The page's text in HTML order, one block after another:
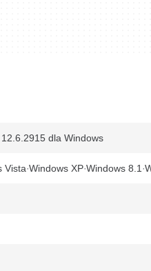
dla Windows
Vista Windows XP Windows 8.1